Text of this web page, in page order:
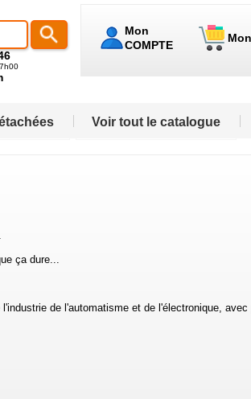
Mon
COMPTE
Voir tout le catalogue
ça dure...
de l'automatisme et de l'électronique, avec